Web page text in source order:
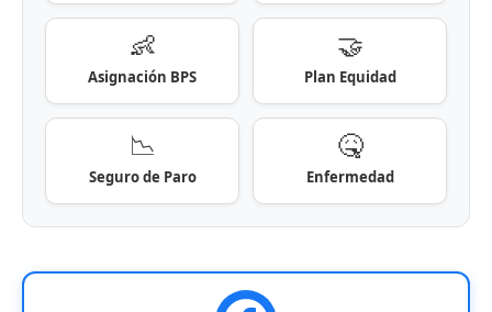
👶
Asignación BPS
🤝
Plan Equidad
📉
Seguro de Paro
🤒
Enfermedad